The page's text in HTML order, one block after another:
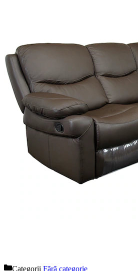
Categorii Fără categorie